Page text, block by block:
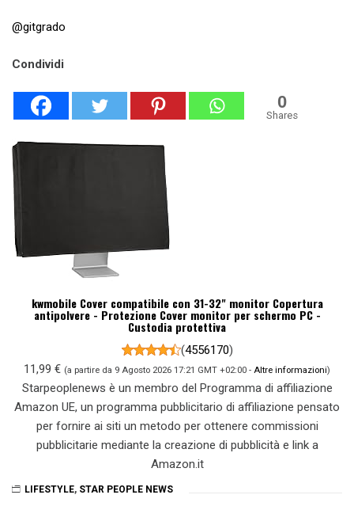
@gitgrado
Condividi
0
Shares
kwmobile Cover compatibile con 31-32" monitor Copertura
antipolvere - Protezione Cover monitor per schermo PC -
Custodia protettiva
(4556170)
11,99 € (a partire da 9 Agosto 2026 17:21 GMT +02:00 - Altre informazioni)
Starpeoplenews è un membro del Programma di affiliazione
Amazon UE, un programma pubblicitario di affiliazione pensato
per fornire ai siti un metodo per ottenere commissioni
pubblicitarie mediante la creazione di pubblicità e link a
Amazon.it
LIFESTYLE, STAR PEOPLE NEWS